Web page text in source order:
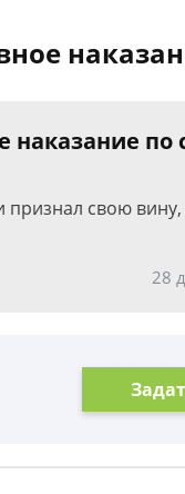
по
признал свою вину,
28